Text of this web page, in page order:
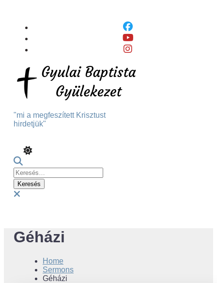
Content
"mi a megfeszített Krisztust
hirdetjük"
Keresés:
Géházi
Home
Sermons
Géházi